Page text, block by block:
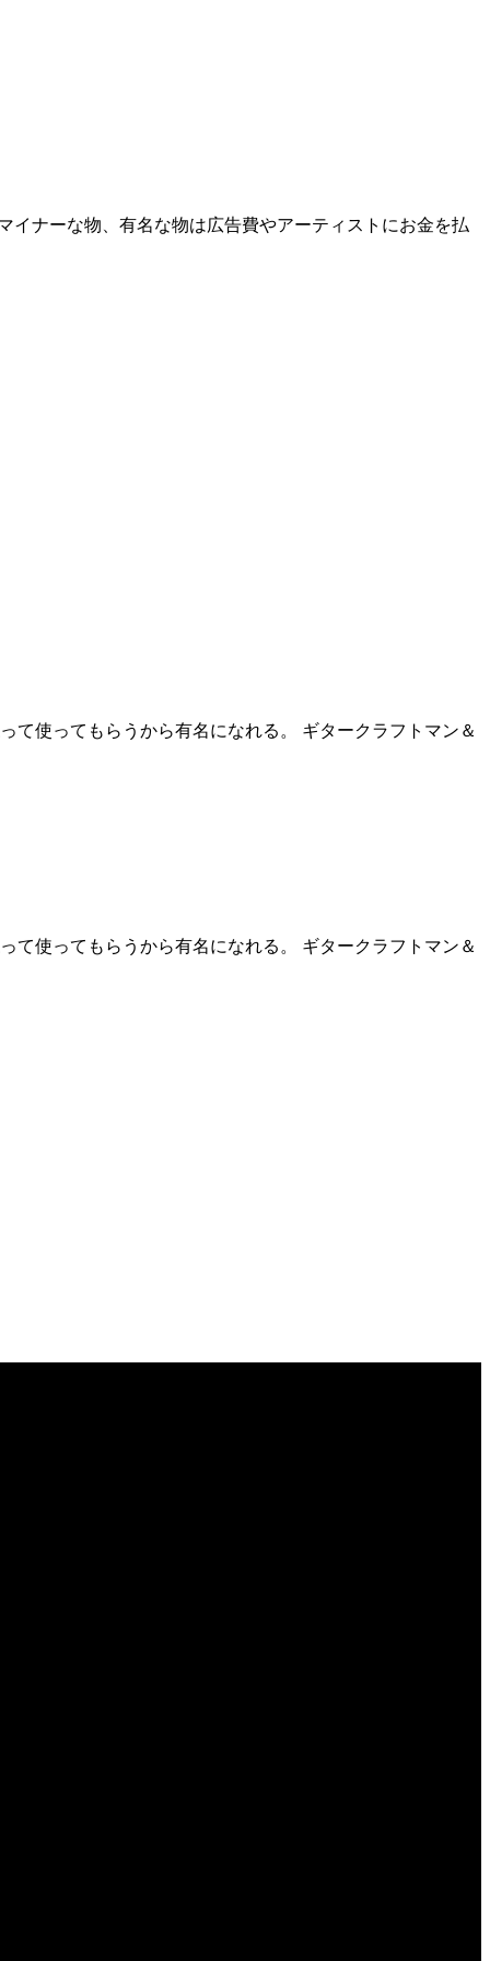
イナーな物、有名な物は広告費やアーティストにお金を払
て使ってもらうから有名になれる。 ギタークラフトマン＆
て使ってもらうから有名になれる。 ギタークラフトマン＆